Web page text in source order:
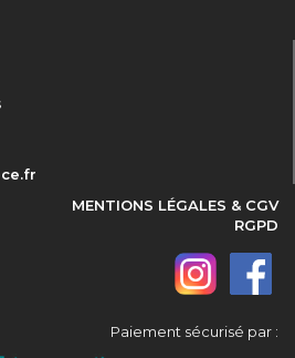
MENTIONS LÉGALES & CGV
RGPD
Paiement sécurisé par :